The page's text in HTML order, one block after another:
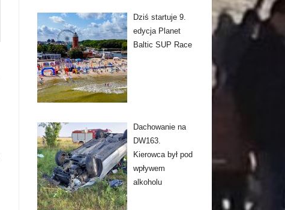
Dziś startuje 9.
edycja Planet
Baltic SUP Race
Dachowanie na
DW163.
Kierowca był pod
wpływem
alkoholu